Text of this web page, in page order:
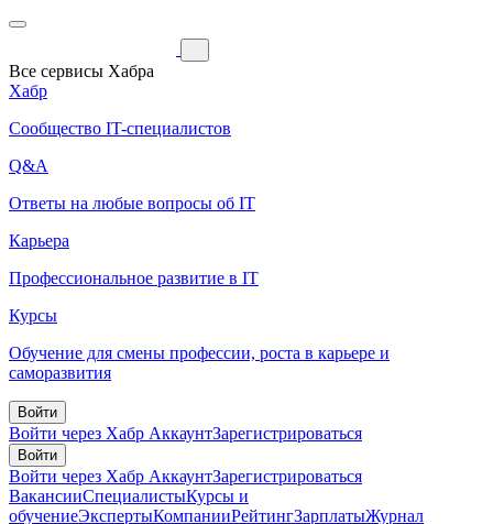
Все сервисы Хабра
Хабр
Сообщество IT-специалистов
Q&A
Ответы на любые вопросы об IT
Карьера
Профессиональное развитие в IT
Курсы
Обучение для смены профессии, роста в карьере и
саморазвития
Войти
Войти через Хабр АккаунтЗарегистрироваться
Войти
Войти через Хабр АккаунтЗарегистрироваться
ВакансииСпециалистыКурсы и
обучениеЭкспертыКомпанииРейтингЗарплатыЖурнал